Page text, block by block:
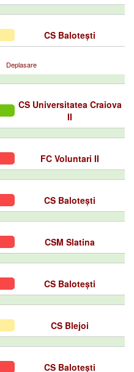
CS Balotești
Deplasare
CS Universitatea Craiova
II
FC Voluntari II
CS Balotești
CSM Slatina
CS Balotești
CS Blejoi
CS Balotești